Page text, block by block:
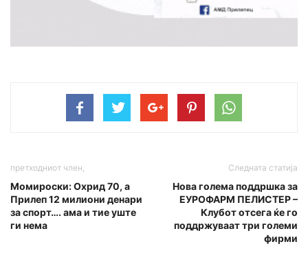
претходниот член,
Момироски: Охрид 70, а
Прилеп 12 милиони денари
за спорт…. ама и тие уште
ги нема
Следната статија
Нова голема поддршка за
ЕУРОФАРМ ПЕЛИСТЕР –
Клубот отсега ќе го
поддржуваат три големи
фирми